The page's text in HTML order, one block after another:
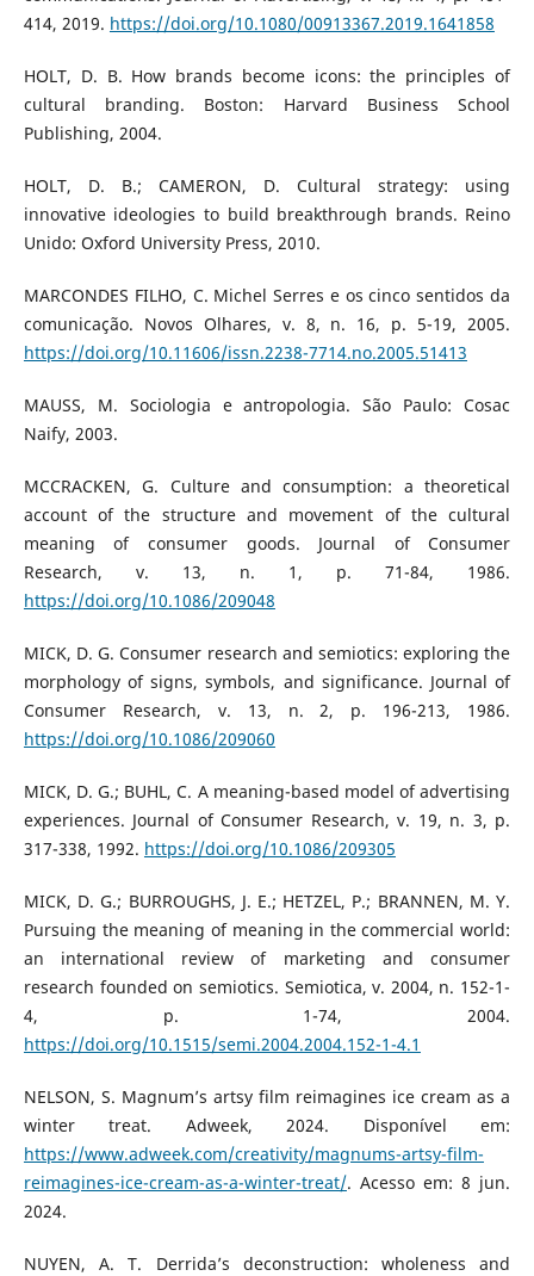
414, 2019. https://doi.org/10.1080/00913367.2019.1641858
HOLT, D. B. How brands become icons: the principles of
cultural branding. Boston: Harvard Business School
Publishing, 2004.
HOLT, D. B.; CAMERON, D. Cultural strategy: using
innovative ideologies to build breakthrough brands. Reino
Unido: Oxford University Press, 2010.
MARCONDES FILHO, C. Michel Serres e os cinco sentidos da
comunicação. Novos Olhares, v. 8, n. 16, p. 5-19, 2005.
https://doi.org/10.11606/issn.2238-7714.no.2005.51413
MAUSS, M. Sociologia e antropologia. São Paulo: Cosac
Naify, 2003.
MCCRACKEN, G. Culture and consumption: a theoretical
account of the structure and movement of the cultural
meaning of consumer goods. Journal of Consumer
Research, v. 13, n. 1, p. 71-84, 1986.
https://doi.org/10.1086/209048
MICK, D. G. Consumer research and semiotics: exploring the
morphology of signs, symbols, and significance. Journal of
Consumer Research, v. 13, n. 2, p. 196-213, 1986.
https://doi.org/10.1086/209060
MICK, D. G.; BUHL, C. A meaning-based model of advertising
experiences. Journal of Consumer Research, v. 19, n. 3, p.
317-338, 1992. https://doi.org/10.1086/209305
MICK, D. G.; BURROUGHS, J. E.; HETZEL, P.; BRANNEN, M. Y.
Pursuing the meaning of meaning in the commercial world:
an international review of marketing and consumer
research founded on semiotics. Semiotica, v. 2004, n. 152-1-
4, p. 1-74, 2004.
https://doi.org/10.1515/semi.2004.2004.152-1-4.1
NELSON, S. Magnum’s artsy film reimagines ice cream as a
winter treat. Adweek, 2024. Disponível em:
https://www.adweek.com/creativity/magnums-artsy-film-
reimagines-ice-cream-as-a-winter-treat/. Acesso em: 8 jun.
2024.
NUYEN, A. T. Derrida’s deconstruction: wholeness and